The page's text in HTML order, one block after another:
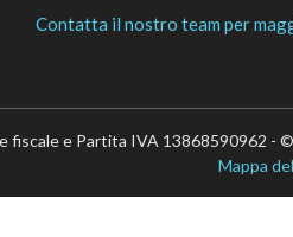
Contatta il nostro team per
fiscale e Partita IVA 13868590962 -
Mappa